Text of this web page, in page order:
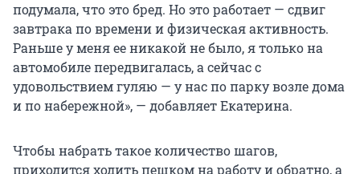
подумала, что это бред. Но это работает — сдвиг
завтрака по времени и физическая активность.
Раньше у меня ее никакой не было, я только на
автомобиле передвигалась, а сейчас с
удовольствием гуляю — у нас по парку возле дома
и по набережной», — добавляет Екатерина.
Чтобы набрать такое количество шагов,
приходится ходить пешком на работу и обратно, а